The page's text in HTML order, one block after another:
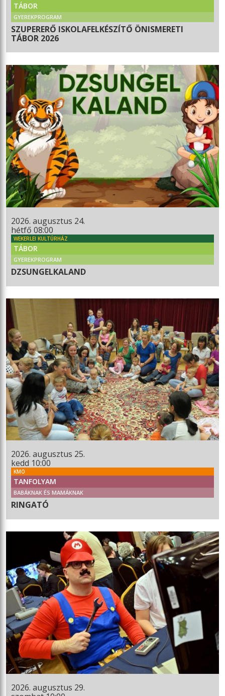
TÁBOR
GYEREKPROGRAM
SZUPERERŐ ISKOLAFELKÉSZÍTŐ ÖNISMERETI
TÁBOR 2026
2026. augusztus 24.
hétfő 08:00
WEKERLEI KULTÚRHÁZ
TÁBOR
GYEREKPROGRAM
DZSUNGELKALAND
2026. augusztus 25.
kedd 10:00
KMO
TANFOLYAM
BABÁKNAK ÉS MAMÁKNAK
RINGATÓ
2026. augusztus 29.